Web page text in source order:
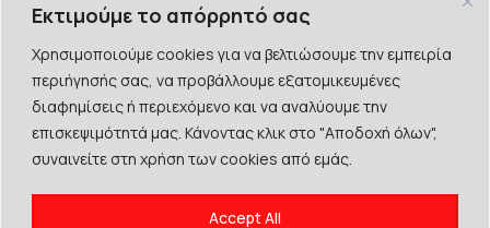
Εκτιμούμε το απόρρητό σας
Χρησιμοποιούμε cookies για να βελτιώσουμε την εμπειρία
περιήγησής σας, να προβάλλουμε εξατομικευμένες
διαφημίσεις ή περιεχόμενο και να αναλύουμε την
επισκεψιμότητά μας. Κάνοντας κλικ στο "Αποδοχή όλων",
συναινείτε στη χρήση των cookies από εμάς.
Accept All
ΠΟΛΙΤΙΣΤΙΚΕΣ
ΔΙΑΔΡΟΜΕΣ